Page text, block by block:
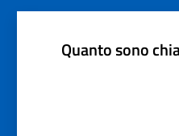
Quanto sono